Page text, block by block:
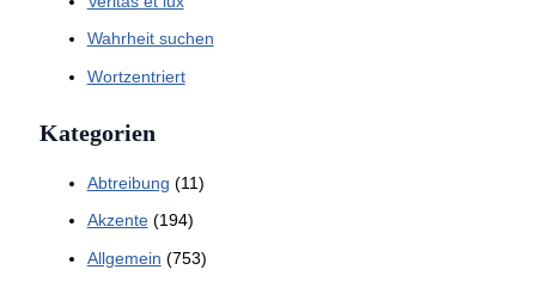
Wahrheit suchen
Wortzentriert
Kategorien
Abtreibung (11)
Akzente(194)
Allgemein (753)